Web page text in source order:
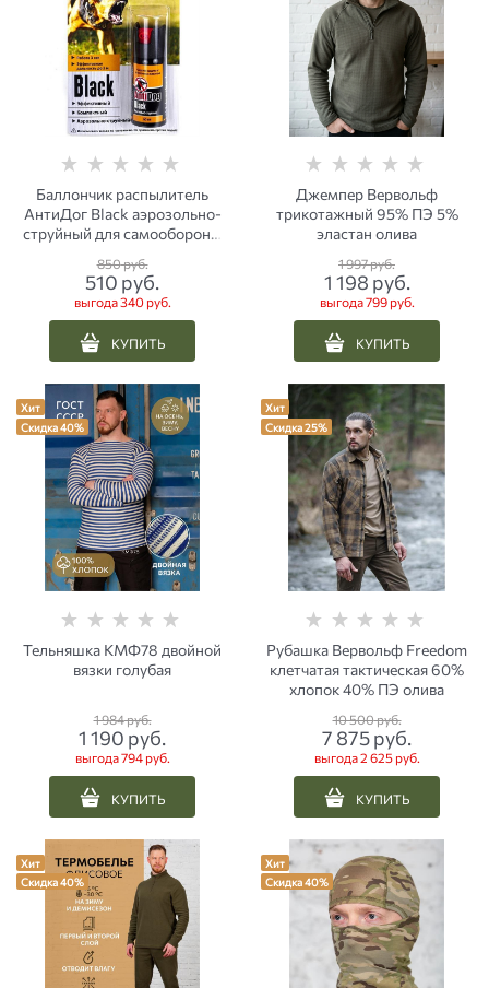
Баллончик распылитель
АнтиДог Black аэрозольно-
струйный для самообороны
850 руб.
510 руб.
выгода340 руб.
КУПИТЬ
Джемпер Вервольф
трикотажный 95% ПЭ 5%
эластан олива
1 997 руб.
1 198 руб.
выгода799 руб.
КУПИТЬ
Хит
Скидка 40%
Тельняшка КМФ78 двойной
вязки голубая
1 984 руб.
1 190 руб.
выгода794 руб.
КУПИТЬ
Хит
Скидка 25%
Рубашка Вервольф Freedom
клетчатая тактическая 60%
хлопок 40% ПЭ олива
10 500 руб.
7 875 руб.
выгода2 625 руб.
КУПИТЬ
Хит
Скидка 40%
Хит
Скидка 40%